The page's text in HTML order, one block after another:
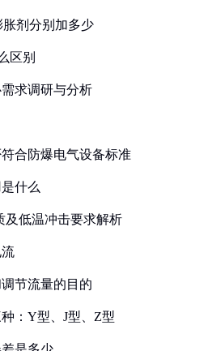
胀剂分别加多少
区别
求调研与分析
合防爆电气设备标准
什么
及低温冲击要求解析
节流量的目的
：Y型、J型、Z型